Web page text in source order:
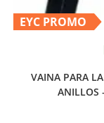
EYC PROMO
VAINA PARA
ANILLOS